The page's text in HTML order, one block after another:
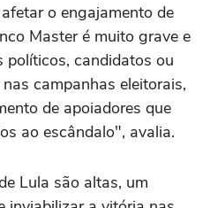
o engajamento de
Master é muito grave e
políticos, candidatos ou
campanhas eleitorais,
de apoiadores que
ao escândalo", avalia.
Lula são altas, um